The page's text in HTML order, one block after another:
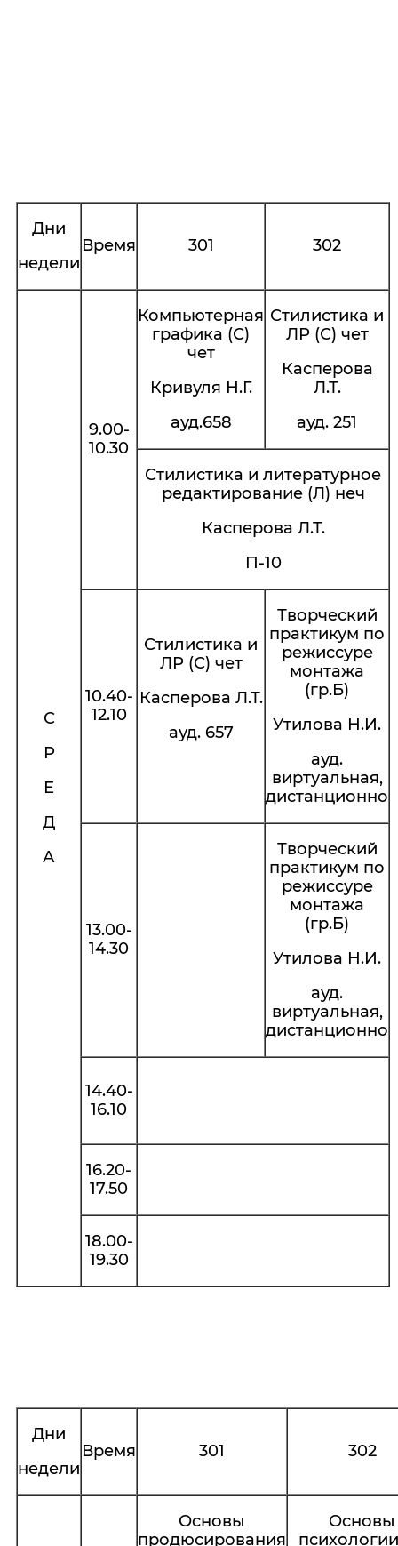
Дни
недели
Время 301 302
С
Р
Е
Д
А
9.00-
10.30
Компьютерная
графика (С)
чет
Кривуля Н.Г.
ауд.658
Стилистика и
ЛР (С) чет
Касперова
Л.Т.
ауд. 251
Стилистика и литературное
редактирование (Л) неч
Касперова Л.Т.
П-10
10.40-
12.10
Стилистика и
ЛР (С) чет
Касперова Л.Т.
ауд. 657
Творческий
практикум по
режиссуре
монтажа
(гр.Б)
Утилова Н.И.
ауд.
виртуальная,
дистанционно
13.00-
14.30
Творческий
практикум по
режиссуре
монтажа
(гр.Б)
Утилова Н.И.
ауд.
виртуальная,
дистанционно
14.40-
16.10
16.20-
17.50
18.00-
19.30
Дни
недели
Время 301 302
Основы
продюсирования
Основы